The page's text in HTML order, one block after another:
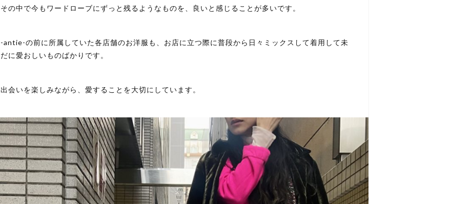
その中で今もワードローブにずっと残るようなものを、良いと感じることが多いです。
-antie-の前に所属していた各店舗のお洋服も、お店に立つ際に普段から日々ミックスして着用して未
だに愛おしいものばかりです。
出会いを楽しみながら、愛することを大切にしています。